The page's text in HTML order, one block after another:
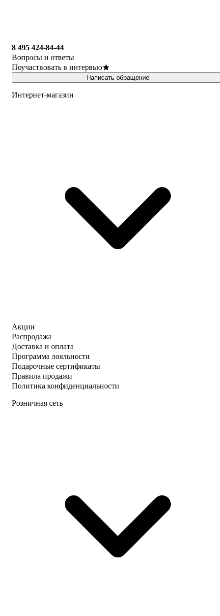
8 495 424-84-44
Вопросы и ответы
Поучаствовать в интервью
Написать обращение
Интернет-магазин
Акции
Распродажа
Доставка и оплата
Программа лояльности
Подарочные сертификаты
Правила продажи
Политика конфиденциальности
Розничная сеть